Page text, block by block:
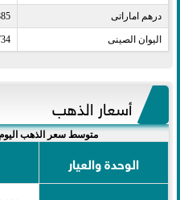
درهم اماراتى​
اليوان الصينى​
أسعار الذهب
متوسط سعر الذهب اليوم
الوحدة والعيار